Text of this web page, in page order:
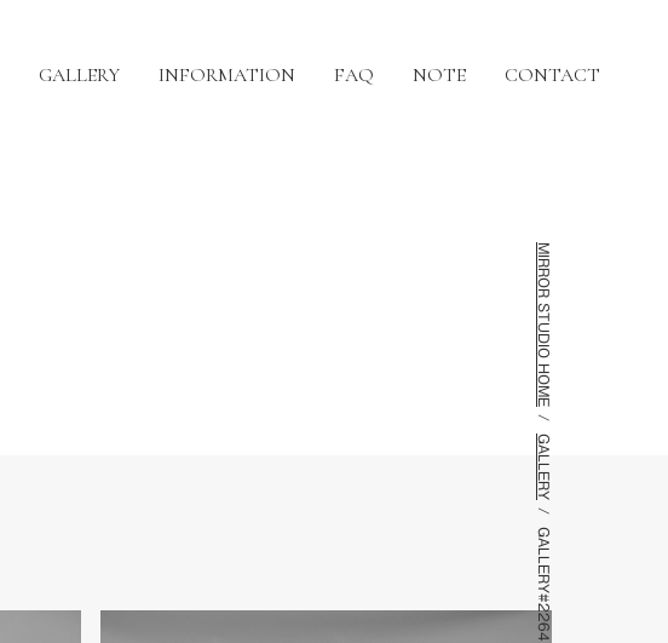
GALLERY INFORMATION FAQ NOTE CONTACT
MIRROR STUDIO HOME
GALLERY
GALLERY#2264